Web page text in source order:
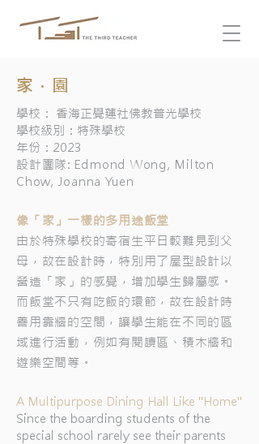
家．園
學校： 香海正覺蓮社佛教普光學校
學校級別：特殊學校
年份：2023
設計團隊: Edmond Wong, Milton
Chow, Joanna Yuen
像「家」一樣的多用途飯堂
由於特殊學校的寄宿生平日較難見到父
母，故在設計時，特別用了屋型設計以
營造「家」的感覺，增加學生歸屬感。
而飯堂不只有吃飯的環節，故在設計時
善用靠牆的空間，讓學生能在不同的區
域進行活動，例如有閱讀區、積木牆和
遊樂空間等。
A Multipurpose Dining Hall Like "Home"
Since the boarding students of the
special school rarely see their parents